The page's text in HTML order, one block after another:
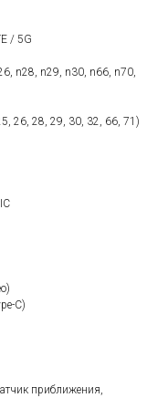
/ 5G
n28, n29, n30, n66, n70,
26, 28, 29, 30, 32, 66, 71)
C)
приближения,